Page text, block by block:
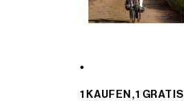
1 KAUFEN, 1 GRATIS